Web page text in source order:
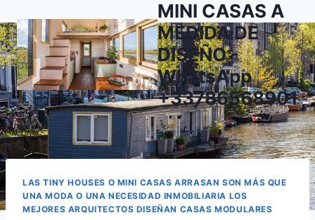
al
contenido
MINI CASAS A
MEDIDA DE
DISEÑO -
WhatsApp
+33786568901
LAS TINY HOUSES O MINI CASAS ARRASAN SON MÁS QUE
UNA MODA O UNA NECESIDAD INMOBILIARIA LOS
MEJORES ARQUITECTOS DISEÑAN CASAS MODULARES